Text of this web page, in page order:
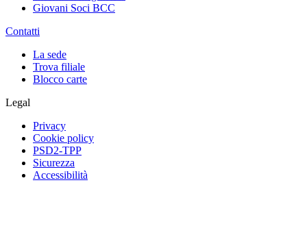
Giovani Soci BCC
Contatti
La sede
Trova filiale
Blocco carte
Legal
Privacy
Cookie policy
PSD2-TPP
Sicurezza
Accessibilità